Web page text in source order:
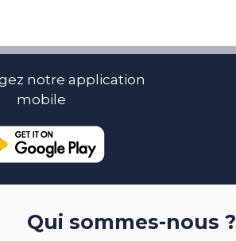
notre application
mobile
Qui sommes-nous ?